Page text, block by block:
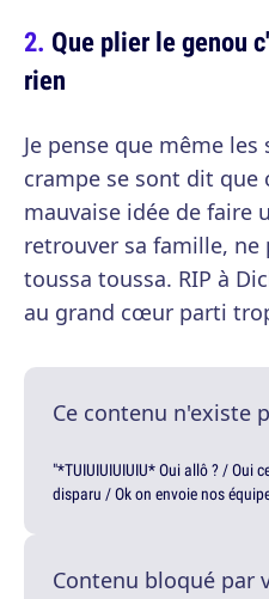
Que plier le genou
rien
Je pense que même
crampe se sont dit que
mauvaise idée de faire
retrouver sa famille, ne
toussa toussa. RIP à
au grand cœur parti
Ce contenu n'existe
"*TUIUIUIUIUIU* Oui allô ? / Oui
disparu / Ok on envoie nos
Contenu bloqué par